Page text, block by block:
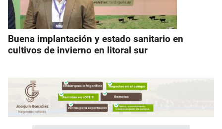
Buena implantación y estado sanitario en
cultivos de invierno en litoral sur